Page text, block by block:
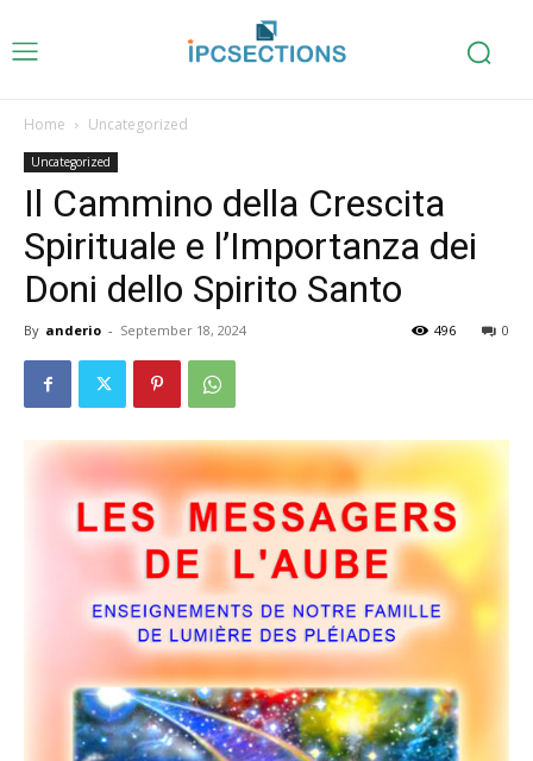
Home Uncategorized
Uncategorized
Il Cammino della Crescita
Spirituale e l’Importanza dei
Doni dello Spirito Santo
By anderio - September 18, 2024 0
496